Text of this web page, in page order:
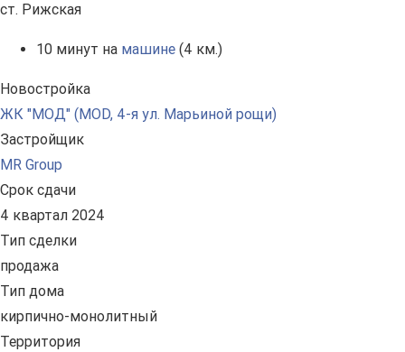
ст. Рижская
10 минут на машине (4 км.)
Новостройка
ЖК "МОД" (MOD, 4-я ул. Марьиной рощи)
Застройщик
MR Group
Срок сдачи
4 квартал 2024
Тип сделки
продажа
Тип дома
кирпично-монолитный
Территория